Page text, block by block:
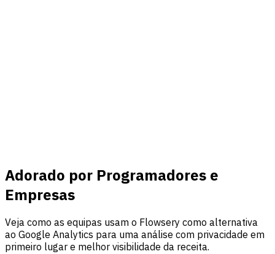
Adorado por Programadores e
Empresas
Veja como as equipas usam o Flowsery como alternativa
ao Google Analytics para uma análise com privacidade em
primeiro lugar e melhor visibilidade da receita.